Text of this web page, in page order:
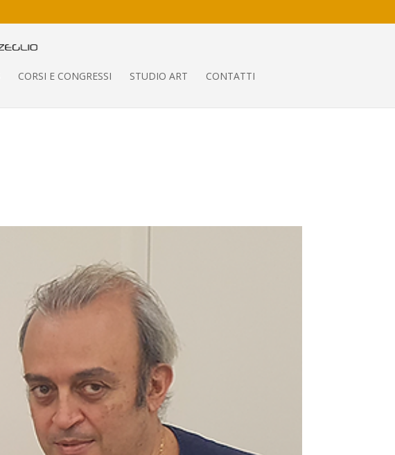
CORSI E CONGRESSI STUDIO ART
CONTATTI